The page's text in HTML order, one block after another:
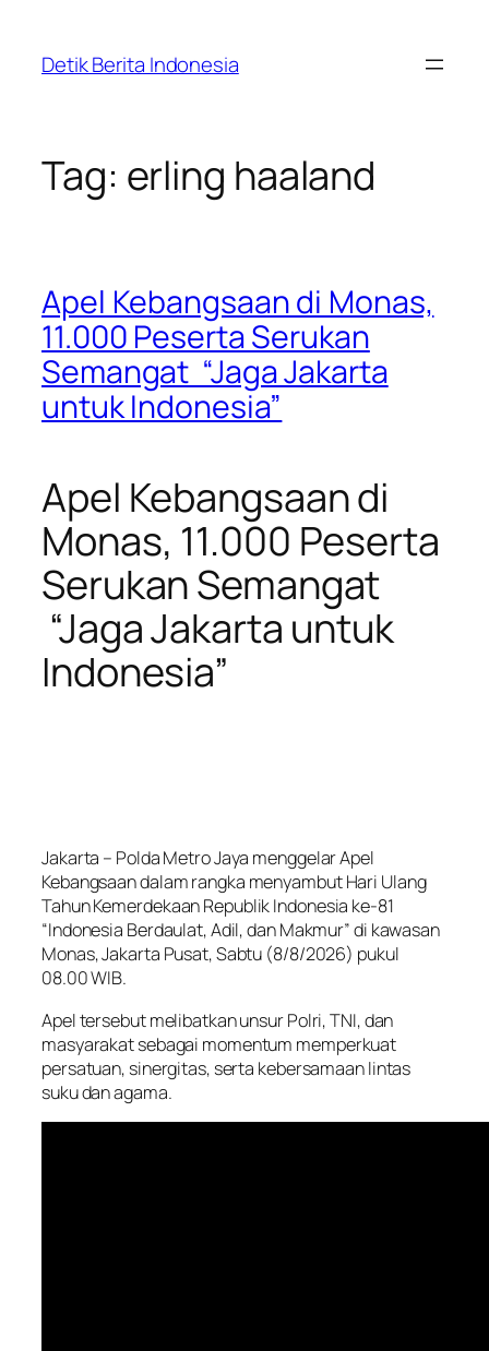
content
Detik Berita Indonesia
Tag: erling haaland
Apel Kebangsaan di Monas,
11.000 Peserta Serukan
Semangat “Jaga Jakarta
untuk Indonesia”
Apel Kebangsaan di
Monas, 11.000 Peserta
Serukan Semangat
“Jaga Jakarta untuk
Indonesia”
Jakarta – Polda Metro Jaya menggelar Apel
Kebangsaan dalam rangka menyambut Hari Ulang
Tahun Kemerdekaan Republik Indonesia ke-81
“Indonesia Berdaulat, Adil, dan Makmur” di kawasan
Monas, Jakarta Pusat, Sabtu (8/8/2026) pukul
08.00 WIB.
Apel tersebut melibatkan unsur Polri, TNI, dan
masyarakat sebagai momentum memperkuat
persatuan, sinergitas, serta kebersamaan lintas
suku dan agama.